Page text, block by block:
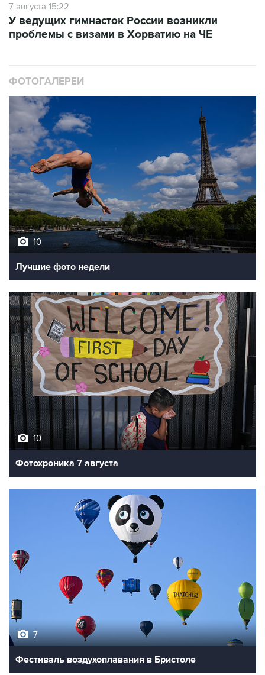
7 августа 15:22
У ведущих гимнасток России возникли
проблемы с визами в Хорватию на ЧЕ
ФОТОГАЛЕРЕИ
10
Лучшие фото недели
10
Фотохроника 7 августа
7
Фестиваль воздухоплавания в Бристоле